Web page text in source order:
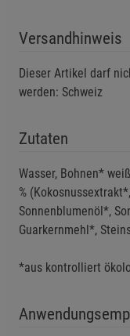
Versandhinweis
Dieser Artikel darf
werden: Schweiz
Zutaten
Wasser, Bohnen*
%
Sonnenblumenöl*,
Guarkernmehl*,
*aus kontrolliert